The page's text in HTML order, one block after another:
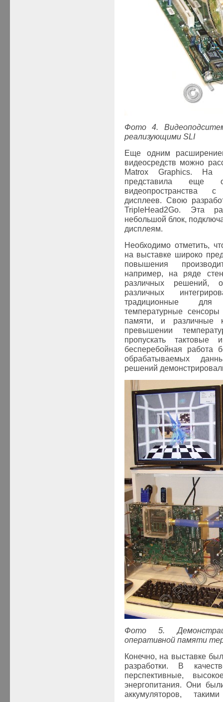
Фото 4.
реализующими SLI
Еще одним
видеосредств можно
Matrox Graphics. На
представила еще
видеопространства
дисплеев. Свою
TripleHead2Go. Эта
небольшой блок,
дисплеям.
Необходимо отметить,
на выставке широко
повышения
например, на ряде
различных решений,
различных
традиционные для
температурные
памяти, и различные
превышении
пропускать тактовые
бесперебойная работа
обрабатываемых
решений
Фото 5.
оперативной памяти
Конечно, на выставке
разработки. В
перспективные,
энергопитания. Они
аккумуляторов,